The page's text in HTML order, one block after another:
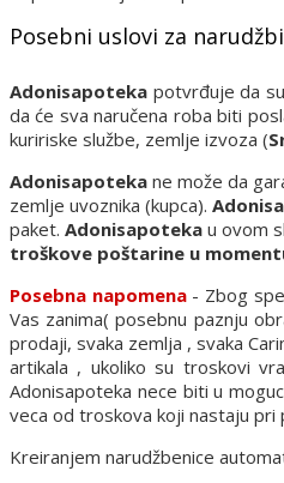
Posebni uslovi za
Adonisapoteka potvrđuje da
da će sva naručena roba biti
kuririske službe, zemlje izvoza (
Adonisapoteka ne može da
zemlje uvoznika (kupca).
paket. Adonisapoteka u ovom
troškove poštarine u
Posebna napomena- Zbog
Vas zanima( posebnu paznju
prodaji, svaka zemlja , svaka
artikala , ukoliko su troskovi
Adonisapoteka nece biti u
veca od troskova koji nastaju
Kreiranjem narudžbenice